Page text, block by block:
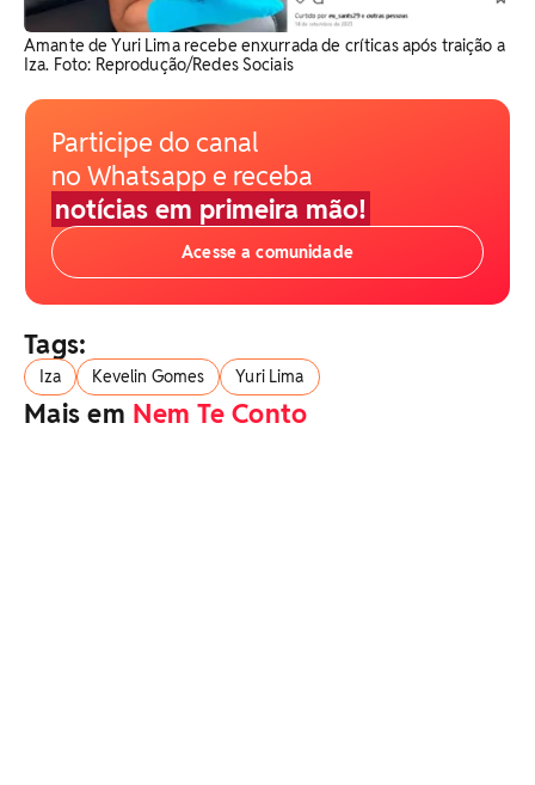
Amante de Yuri Lima recebe enxurrada de críticas após traição a
Iza. Foto: Reprodução/Redes Sociais
Participe do canal
no Whatsapp e receba
notícias em primeira mão!
Acesse a comunidade
Tags:
Iza Kevelin Gomes Yuri Lima
Mais em Nem Te Conto